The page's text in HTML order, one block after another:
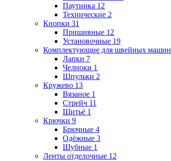
Паутинка 12
Технические 2
Кнопки 31
Пришивные 12
Установочные 19
Комплектующие для швейных машин
Лапки 7
Челноки 1
Шпульки 2
Кружево 13
Вязаное 1
Стрейч 11
Шитьё 1
Крючки 9
Брючные 4
Одёжные 3
Шубные 1
Ленты отделочные 12